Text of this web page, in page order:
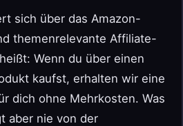
sich über das Amazon-
themenrelevante Affiliate-
Wenn du über einen
kaufst, erhalten wir eine
dich ohne Mehrkosten. Was
aber nie von der